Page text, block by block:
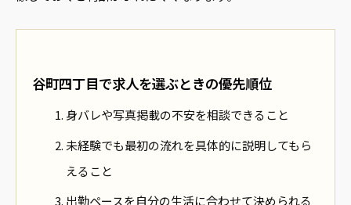
谷町四丁目で求人を選ぶときの優先順位
身バレや写真掲載の不安を相談できること
未経験でも最初の流れを具体的に説明してもら
えること
出勤ペースを自分の生活に合わせて決められる